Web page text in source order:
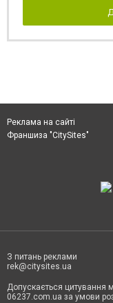
Реклама на сайті
Франшиза "CitySites"
З питань реклами
rek@citysites.ua
Допускається цитування
06237.com.ua за умови